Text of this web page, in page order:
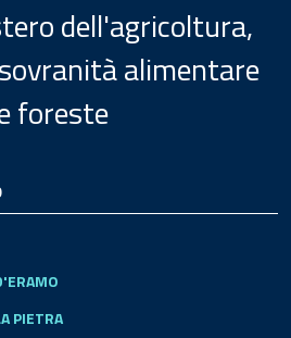
dell'agricoltura,
alimentare
foreste
PIETRA